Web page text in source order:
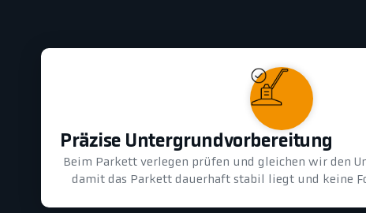
Präzise Untergrundvorbereitung
Beim Parkett verlegen prüfen und gleichen wir den
damit das Parkett dauerhaft stabil liegt und keine